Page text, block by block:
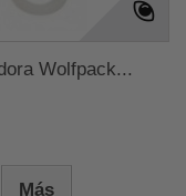
Wolfpack...
Más